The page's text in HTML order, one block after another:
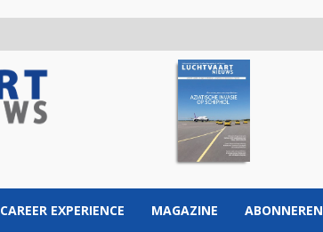
CAREER EXPERIENCE MAGAZINE ABONNEREN